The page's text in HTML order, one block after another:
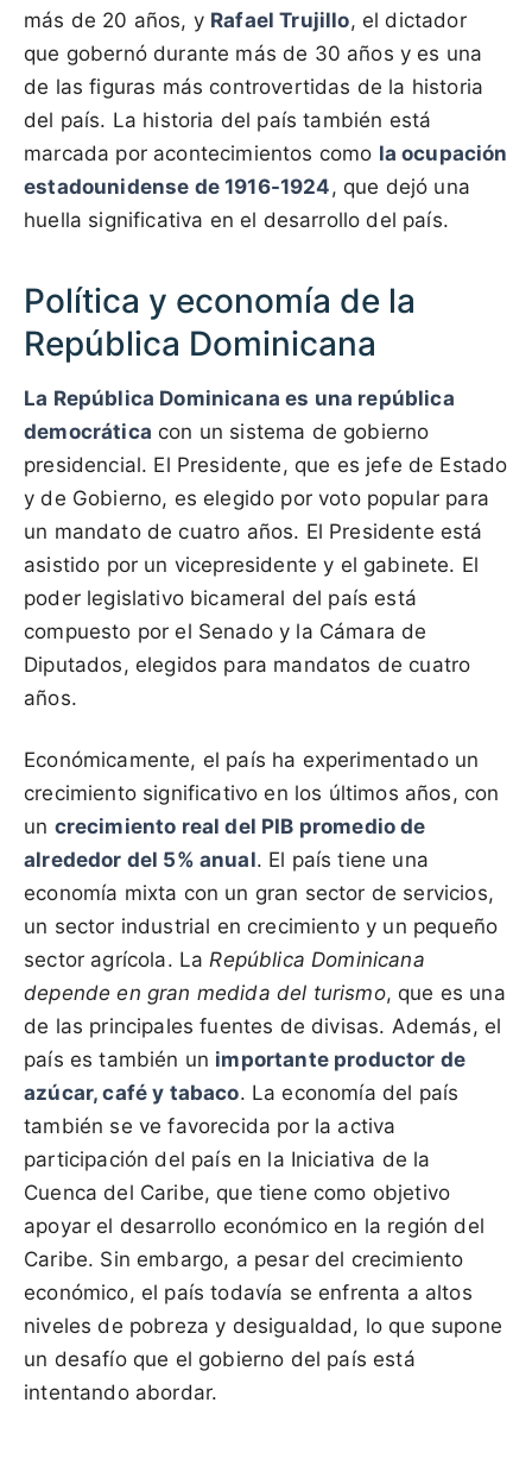
más de 20 años, y Rafael Trujillo, el dictador
que gobernó durante más de 30 años y es una
de las figuras más controvertidas de la historia
del país. La historia del país también está
marcada por acontecimientos como la ocupación
estadounidense de 1916-1924, que dejó una
huella significativa en el desarrollo del país.
Política y economía de la
República Dominicana
La República Dominicana es una república
democrática con un sistema de gobierno
presidencial. El Presidente, que es jefe de Estado
y de Gobierno, es elegido por voto popular para
un mandato de cuatro años. El Presidente está
asistido por un vicepresidente y el gabinete. El
poder legislativo bicameral del país está
compuesto por el Senado y la Cámara de
Diputados, elegidos para mandatos de cuatro
años.
Económicamente, el país ha experimentado un
crecimiento significativo en los últimos años, con
un crecimiento real del PIB promedio de
alrededor del 5% anual. El país tiene una
economía mixta con un gran sector de servicios,
un sector industrial en crecimiento y un pequeño
sector agrícola. La República Dominicana
depende en gran medida del turismo, que es una
de las principales fuentes de divisas. Además, el
país es también un importante productor de
azúcar, café y tabaco. La economía del país
también se ve favorecida por la activa
participación del país en la Iniciativa de la
Cuenca del Caribe, que tiene como objetivo
apoyar el desarrollo económico en la región del
Caribe. Sin embargo, a pesar del crecimiento
económico, el país todavía se enfrenta a altos
niveles de pobreza y desigualdad, lo que supone
un desafío que el gobierno del país está
intentando abordar.